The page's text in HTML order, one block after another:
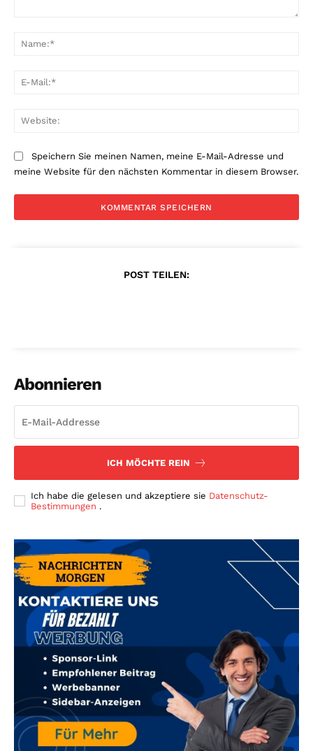
Speichern Sie meinen Namen, meine E-Mail-Adresse und
meine Website für den nächsten Kommentar in diesem Browser.
POST TEILEN:
Abonnieren
ICH MÖCHTE REIN
Ich habe die gelesen und akzeptiere sie Datenschutz-
Bestimmungen .